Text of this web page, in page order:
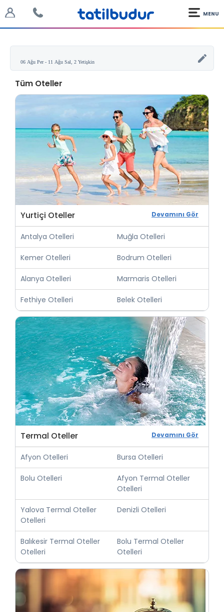
MENU
Tüm Oteller
Yurtiçi Oteller Devamını Gör
Antalya Otelleri Muğla Otelleri
Kemer Otelleri Bodrum Otelleri
Alanya Otelleri Marmaris Otelleri
Fethiye Otelleri Belek Otelleri
Termal Oteller Devamını Gör
Afyon Otelleri Bursa Otelleri
Bolu Otelleri
Afyon Termal Oteller
Otelleri
Yalova Termal Oteller
Otelleri
Denizli Otelleri
Balıkesir Termal Oteller
Otelleri
Bolu Termal Oteller
Otelleri